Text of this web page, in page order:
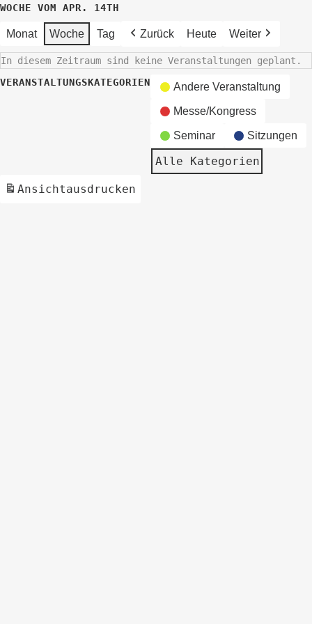
WOCHE VOM APR. 14TH
Monat Woche Tag Zurück Heute Weiter
In diesem Zeitraum sind keine Veranstaltungen geplant.
VERANSTALTUNGSKATEGORIEN
Andere Veranstaltung
Messe/Kongress
Seminar Sitzungen
Alle Kategorien
Ansichtausdrucken